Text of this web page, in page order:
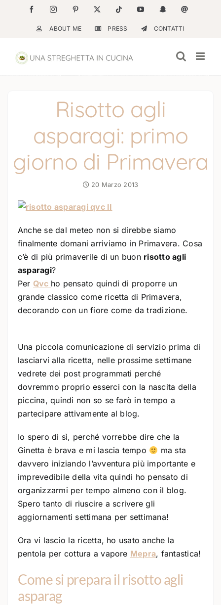
contenuto
FacebookInstagramPinterest Tiktok YouTubeSnapchatEmail
ABOUT ME PRESS CONTATTI
Risotto agli
asparagi: primo
giorno di Primavera
20 Marzo 2013
Anche se dal meteo non si direbbe siamo
finalmente domani arriviamo in Primavera. Cosa
c’è di più primaverile di un buon risotto agli
asparagi?
Per Qvc ho pensato quindi di proporre un
grande classico come ricetta di Primavera,
decorando con un fiore come da tradizione.
Una piccola comunicazione di servizio prima di
lasciarvi alla ricetta, nelle prossime settimane
vedrete dei post programmati perché
dovremmo proprio esserci con la nascita della
piccina, quindi non so se farò in tempo a
partecipare attivamente al blog.
Io spero di sì, perché vorrebbe dire che la
Ginetta è brava e mi lascia tempo
ma sta
davvero iniziando l’avventura più importante e
imprevedibile della vita quindi ho pensato di
organizzarmi per tempo almeno con il blog.
Spero tanto di riuscire a scrivere gli
aggiornamenti settimana per settimana!
Ora vi lascio la ricetta, ho usato anche la
pentola per cottura a vapore Mepra, fantastica!
Come si prepara il risotto agli
asparag